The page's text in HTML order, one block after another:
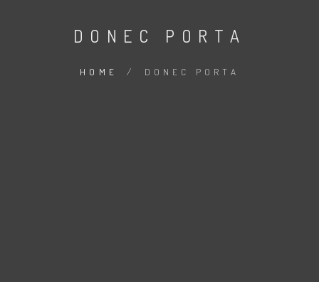
DONEC PORTA
HOME / DONEC PORTA